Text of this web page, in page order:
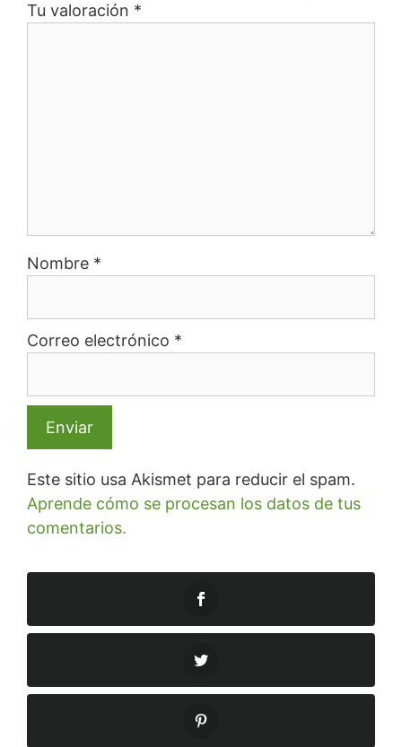
Tu valoración *
Nombre *
Correo electrónico *
Este sitio usa Akismet para reducir el spam.
Aprende cómo se procesan los datos de tus
comentarios.